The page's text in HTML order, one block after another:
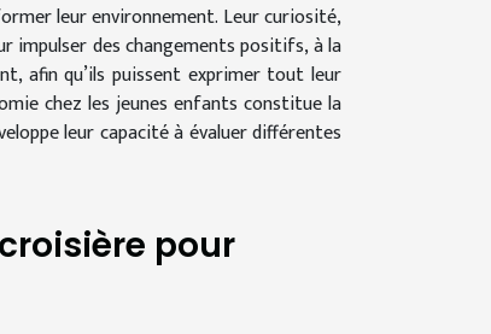
leur environnement. Leur curiosité,
impulser des changements positifs, à la
afin qu’ils puissent exprimer tout leur
chez les jeunes enfants constitue la
leur capacité à évaluer différentes
pour